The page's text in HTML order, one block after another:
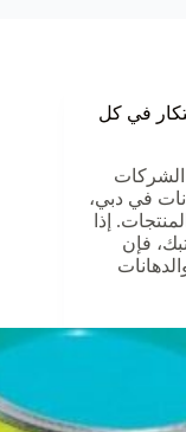
في كل
الشركات
في دبي،
إذا
فإن